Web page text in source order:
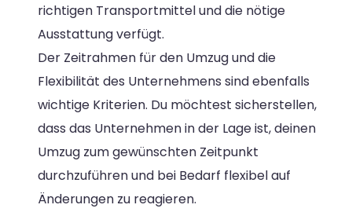
richtigen Transportmittel und die nötige
Ausstattung verfügt.
Der Zeitrahmen für den Umzug und die
Flexibilität des Unternehmens sind ebenfalls
wichtige Kriterien. Du möchtest sicherstellen,
dass das Unternehmen in der Lage ist, deinen
Umzug zum gewünschten Zeitpunkt
durchzuführen und bei Bedarf flexibel auf
Änderungen zu reagieren.